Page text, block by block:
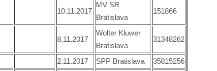
10.11.2017
MV SR
Bratislava
151866
8.11.2017
Wolter Kluwer
Bratislava
31348262
2.11.2017 SPP Bratislava 35815256